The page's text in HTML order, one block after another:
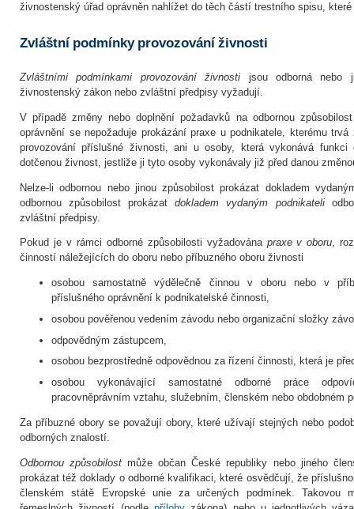
živnostenský úřad oprávněn nahlížet do těch částí trestního spisu,
Zvláštní podmínky provozování živnosti
Zvláštními podmínkami provozování živnosti jsou odborná nebo
živnostenský zákon nebo zvláštní předpisy vyžadují.
V případě změny nebo doplnění požadavků na odbornou
oprávnění se nepožaduje prokázání praxe u podnikatele, kterému
provozování příslušné živnosti, ani u osoby, která vykonává funkci
dotčenou živnost, jestliže ji tyto osoby vykonávaly již před danou
Nelze-li odbornou nebo jinou způsobilost prokázat dokladem
odbornou způsobilost prokázatdokladem vydaným podnikateli
zvláštní předpisy.
Pokud je v rámci odborné způsobilosti vyžadována praxe v oboru,
činností náležejících do oboru nebo příbuzného oboru živnosti
osobou samostatně výdělečně činnou v oboru nebo v
příslušného oprávnění k podnikatelské činnosti,
osobou pověřenou vedením závodu nebo organizační složky
odpovědným zástupcem,
osobou bezprostředně odpovědnou za řízení činnosti, která je
osobou vykonávající samostatné odborné práce
pracovněprávním vztahu, služebním, členském nebo obdobném
Za příbuzné obory se považují obory, které užívají stejných nebo
odborných znalostí.
Odbornou způsobilost může občan České republiky nebo jiného
prokázat též doklady o odborné kvalifikaci, které osvědčují, že
členském státě Evropské unie za určených podmínek. Takovou